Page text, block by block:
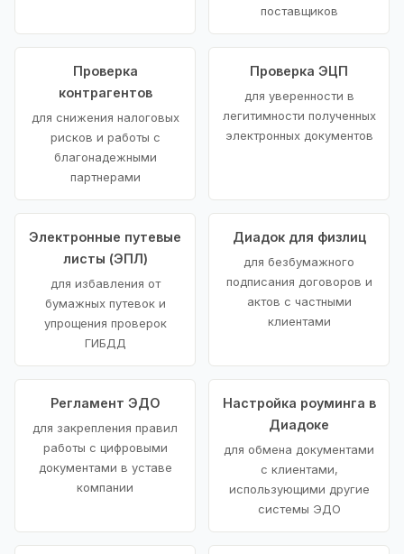
поставщиков
Проверка
контрагентов
для снижения налоговых
рисков и работы с
благонадежными
партнерами
Проверка ЭЦП
для уверенности в
легитимности полученных
электронных документов
Электронные путевые
листы (ЭПЛ)
для избавления от
бумажных путевок и
упрощения проверок
ГИБДД
Диадок для физлиц
для безбумажного
подписания договоров и
актов с частными
клиентами
Регламент ЭДО
для закрепления правил
работы с цифровыми
документами в уставе
компании
Настройка роуминга в
Диадоке
для обмена документами
с клиентами,
использующими другие
системы ЭДО